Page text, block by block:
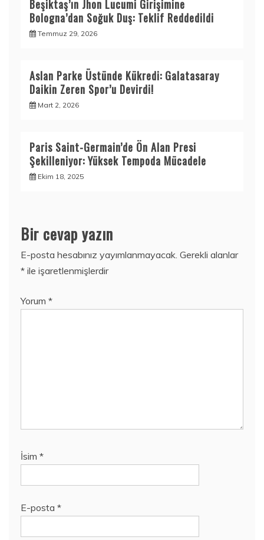
Beşiktaş’ın Jhon Lucumi Girişimine
Bologna’dan Soğuk Duş: Teklif Reddedildi
Temmuz 29, 2026
Aslan Parke Üstünde Kükredi: Galatasaray
Daikin Zeren Spor’u Devirdi!
Mart 2, 2026
Paris Saint-Germain’de Ön Alan Presi
Şekilleniyor: Yüksek Tempoda Mücadele
Ekim 18, 2025
Bir cevap yazın
E-posta hesabınız yayımlanmayacak. Gerekli alanlar
* ile işaretlenmişlerdir
Yorum *
İsim *
E-posta *